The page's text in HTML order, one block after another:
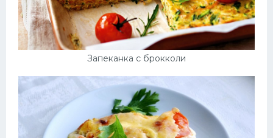
Запеканка с брокколи